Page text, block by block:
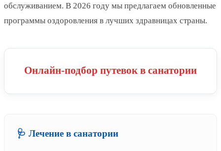
обслуживанием. В 2026 году мы предлагаем обновленные
программы оздоровления в лучших здравницах страны.
Онлайн-подбор путевок в санатории
🩺 Лечение в санатории